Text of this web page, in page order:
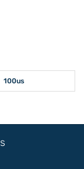
100us